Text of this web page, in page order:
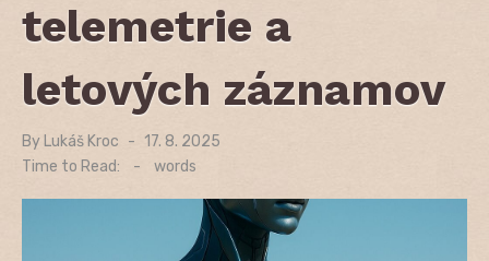
telemetrie a
letových záznamov
By Lukáš Kroc
Posted
on
17. 8. 2025
Time to Read:
- words